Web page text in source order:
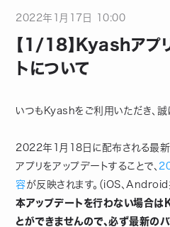
2022年 月 17 日 10:00
【1/18】Kyashアプ
トについて
いつもKyashをご利用いただき、誠
2022年1月18日に配布される最
アプリをアップデートすることで、
容が反映されます。（iOS、Android
本アップデートを行わない場合
とができませんので、必ず最新の